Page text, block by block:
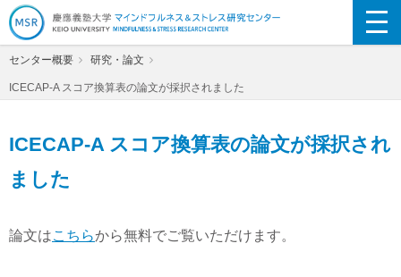
慶應義塾大学マインドフルネス&ストレス
センター概要 研究・論文
ICECAP-A スコア換算表の論文が採択されました
ICECAP-A スコア換算表の論文が採択され
ました
論文はこちらから無料でご覧いただけます。